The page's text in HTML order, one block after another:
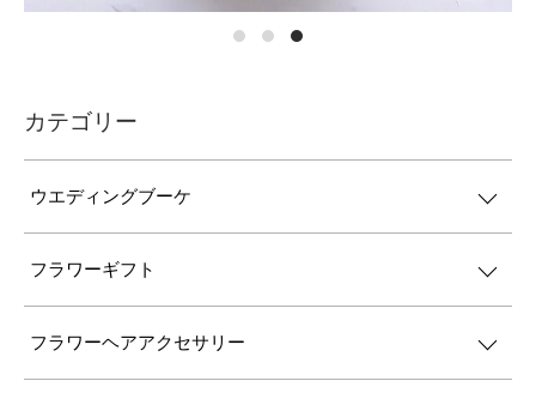
カテゴリー
ウエディングブーケ
フラワーギフト
フラワーヘアアクセサリー